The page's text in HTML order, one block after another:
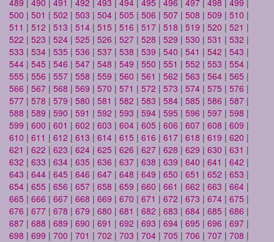
489 | 490 | 491 | 492 | 493 | 494 | 495 | 496 | 497 | 498 | 499 |
500 | 501 | 502 | 503 | 504 | 505 | 506 | 507 | 508 | 509 | 510 |
511 | 512 | 513 | 514 | 515 | 516 | 517 | 518 | 519 | 520 | 521 |
522 | 523 | 524 | 525 | 526 | 527 | 528 | 529 | 530 | 531 | 532 |
533 | 534 | 535 | 536 | 537 | 538 | 539 | 540 | 541 | 542 | 543 |
544 | 545 | 546 | 547 | 548 | 549 | 550 | 551 | 552 | 553 | 554 |
555 | 556 | 557 | 558 | 559 | 560 | 561 | 562 | 563 | 564 | 565 |
566 | 567 | 568 | 569 | 570 | 571 | 572 | 573 | 574 | 575 | 576 |
577 | 578 | 579 | 580 | 581 | 582 | 583 | 584 | 585 | 586 | 587 |
588 | 589 | 590 | 591 | 592 | 593 | 594 | 595 | 596 | 597 | 598 |
599 | 600 | 601 | 602 | 603 | 604 | 605 | 606 | 607 | 608 | 609 |
610 | 611 | 612 | 613 | 614 | 615 | 616 | 617 | 618 | 619 | 620 |
621 | 622 | 623 | 624 | 625 | 626 | 627 | 628 | 629 | 630 | 631 |
632 | 633 | 634 | 635 | 636 | 637 | 638 | 639 | 640 | 641 | 642 |
643 | 644 | 645 | 646 | 647 | 648 | 649 | 650 | 651 | 652 | 653 |
654 | 655 | 656 | 657 | 658 | 659 | 660 | 661 | 662 | 663 | 664 |
665 | 666 | 667 | 668 | 669 | 670 | 671 | 672 | 673 | 674 | 675 |
676 | 677 | 678 | 679 | 680 | 681 | 682 | 683 | 684 | 685 | 686 |
687 | 688 | 689 | 690 | 691 | 692 | 693 | 694 | 695 | 696 | 697 |
698 | 699 | 700 | 701 | 702 | 703 | 704 | 705 | 706 | 707 | 708 |